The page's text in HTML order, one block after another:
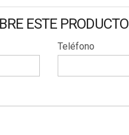
ESTE PRODUCTO
Teléfono